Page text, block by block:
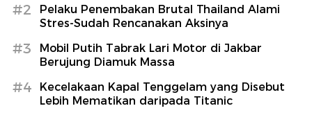
#2
Pelaku Penembakan Brutal Thailand Alami
Stres-Sudah Rencanakan Aksinya
#3
Mobil Putih Tabrak Lari Motor di Jakbar
Berujung Diamuk Massa
#4
Kecelakaan Kapal Tenggelam yang Disebut
Lebih Mematikan daripada Titanic